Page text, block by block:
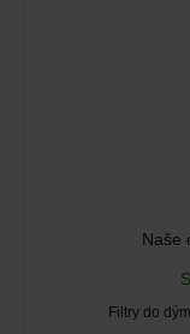
Naše
Filtry do